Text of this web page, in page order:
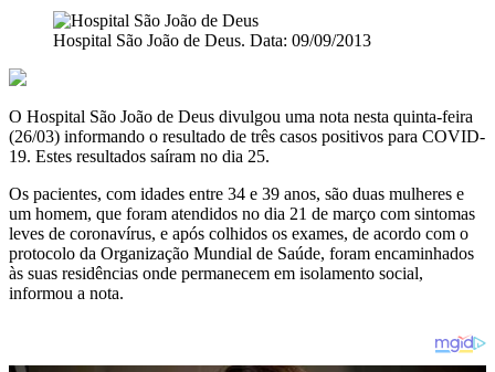
mail
Hospital São João de Deus. Data: 09/09/2013
O Hospital São João de Deus divulgou uma nota nesta quinta-feira
(26/03) informando o resultado de três casos positivos para COVID-
19. Estes resultados saíram no dia 25.
Os pacientes, com idades entre 34 e 39 anos, são duas mulheres e
um homem, que foram atendidos no dia 21 de março com sintomas
leves de coronavírus, e após colhidos os exames, de acordo com o
protocolo da Organização Mundial de Saúde, foram encaminhados
às suas residências onde permanecem em isolamento social,
informou a nota.